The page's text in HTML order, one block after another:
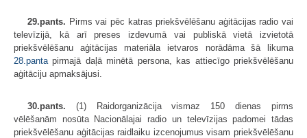
29.pants. Pirms vai pēc katras priekšvēlēšanu aģitācijas radio vai
televīzijā, kā arī preses izdevumā vai publiskā vietā izvietotā
priekšvēlēšanu aģitācijas materiāla ietvaros norādāma šā likuma
28.panta pirmajā daļā minētā persona, kas attiecīgo priekšvēlēšanu
aģitāciju apmaksājusi.
30.pants. (1) Raidorganizācija vismaz 150 dienas pirms
vēlēšanām nosūta Nacionālajai radio un televīzijas padomei tādas
priekšvēlēšanu aģitācijas raidlaiku izcenojumus visam priekšvēlēšanu